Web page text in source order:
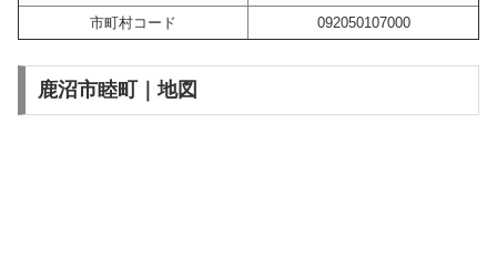
市町村コード
092050107000
鹿沼市睦町｜地図